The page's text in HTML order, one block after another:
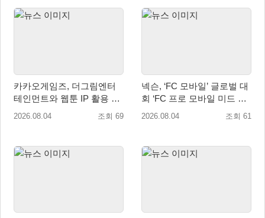
카카오게임즈, 더그림엔터
테인먼트와 웹툰 IP 활용 게
임 개발 및 서비스 업무협약
2026.08.04 조회 69
넥슨, ‘FC 모바일’ 글로벌 대
회 ‘FC 프로 모바일 미드 시
즌 플레이오프’ 한국 대표 출
2026.08.04 조회 61